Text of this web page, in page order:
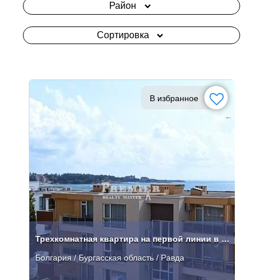
Район
Сортировка
В избранное
Трехкомнатная квартира на первой линии в Равде от застройщика
Болгария / Бургасская область / Равда